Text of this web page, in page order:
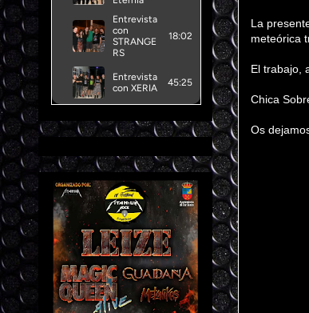
La
meteórica
El trabajo,
Chica
Os